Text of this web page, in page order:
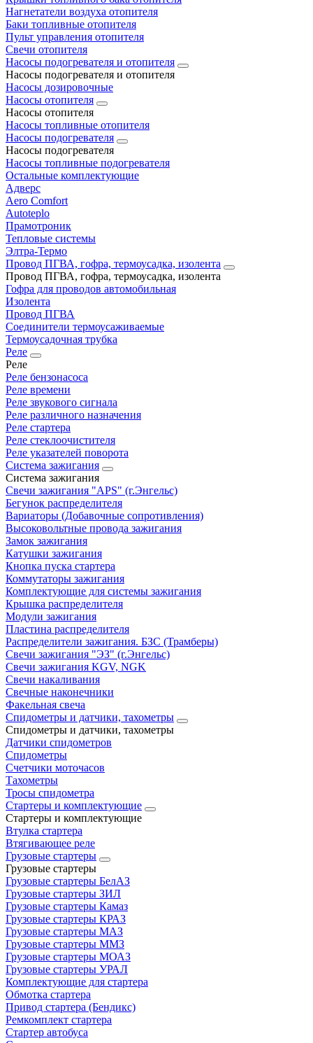
Нагнетатели воздуха отопителя
Баки топливные отопителя
Пульт управления отопителя
Свечи отопителя
Насосы подогревателя и отопителя
Насосы подогревателя и отопителя
Насосы дозировочные
Насосы отопителя
Насосы отопителя
Насосы топливные отопителя
Насосы подогревателя
Насосы подогревателя
Насосы топливные подогревателя
Остальные комплектующие
Адверс
Aero Comfort
Autoteplo
Прамотроник
Тепловые системы
Элтра-Термо
Провод ПГВА, гофра, термоусадка, изолента
Провод ПГВА, гофра, термоусадка, изолента
Гофра для проводов автомобильная
Изолента
Провод ПГВА
Соединители термоусаживаемые
Термоусадочная трубка
Реле
Реле
Реле бензонасоса
Реле времени
Реле звукового сигнала
Реле различного назначения
Реле стартера
Реле стеклоочистителя
Реле указателей поворота
Система зажигания
Система зажигания
Свечи зажигания "APS" (г.Энгельс)
Бегунок распределителя
Вариаторы (Добавочные сопротивления)
Высоковольтные провода зажигания
Замок зажигания
Катушки зажигания
Кнопка пуска стартера
Коммутаторы зажигания
Комплектующие для системы зажигания
Крышка распределителя
Модули зажигания
Пластина распределителя
Распределители зажигания. БЗС (Трамберы)
Свечи зажигания "ЭЗ" (г.Энгельс)
Свечи зажигания KGV, NGK
Свечи накаливания
Свечные наконечники
Факельная свеча
Спидометры и датчики, тахометры
Спидометры и датчики, тахометры
Датчики спидометров
Спидометры
Счетчики моточасов
Тахометры
Тросы спидометра
Стартеры и комплектующие
Стартеры и комплектующие
Втулка стартера
Втягивающее реле
Грузовые стартеры
Грузовые стартеры
Грузовые стартеры БелАЗ
Грузовые стартеры ЗИЛ
Грузовые стартеры Камаз
Грузовые стартеры КРАЗ
Грузовые стартеры МАЗ
Грузовые стартеры ММЗ
Грузовые стартеры МОАЗ
Грузовые стартеры УРАЛ
Комплектующие для стартера
Обмотка стартера
Привод стартера (Бендикс)
Ремкомплект стартера
Стартер автобуса